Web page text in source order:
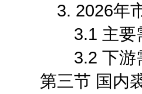
3. 2026年市
3.1 主要需求
3.2 下游需
第三节 国内裘